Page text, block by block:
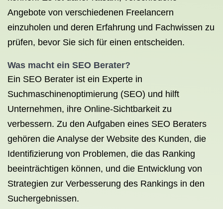
Angebote von verschiedenen Freelancern
einzuholen und deren Erfahrung und Fachwissen zu
prüfen, bevor Sie sich für einen entscheiden.
Was macht ein SEO Berater?
Ein SEO Berater ist ein Experte in
Suchmaschinenoptimierung (SEO) und hilft
Unternehmen, ihre Online-Sichtbarkeit zu
verbessern. Zu den Aufgaben eines SEO Beraters
gehören die Analyse der Website des Kunden, die
Identifizierung von Problemen, die das Ranking
beeinträchtigen können, und die Entwicklung von
Strategien zur Verbesserung des Rankings in den
Suchergebnissen.